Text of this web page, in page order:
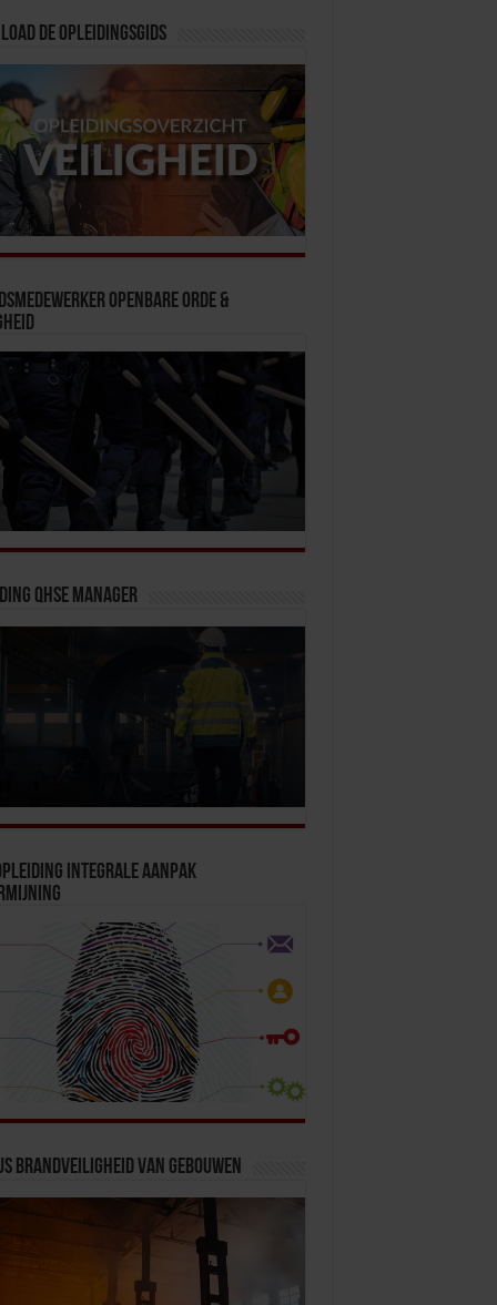
de opleidingsgids
Openbare Orde &
QHSE Manager
Integrale Aanpak
Brandveiligheid van Gebouwen